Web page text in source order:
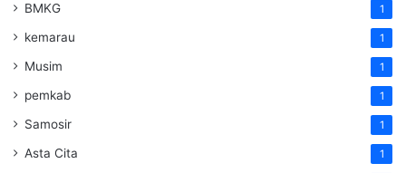
BMKG 1
kemarau 1
Musim 1
pemkab 1
Samosir 1
Asta Cita 1